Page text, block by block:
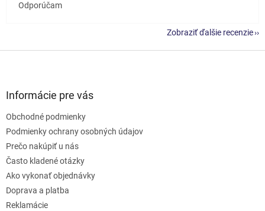
Odporúčam
Zobraziť ďalšie recenzie
Informácie pre vás
Obchodné podmienky
Podmienky ochrany osobných údajov
Prečo nakúpiť u nás
Často kladené otázky
Ako vykonať objednávky
Doprava a platba
Reklamácie